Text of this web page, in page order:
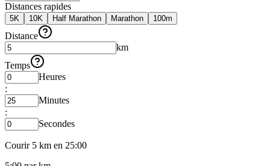
Distances rapides
5K 10K Half Marathon Marathon 100m
Distance
km
Temps
Heures
:
Minutes
:
Secondes
Courir 5 km en 25:00